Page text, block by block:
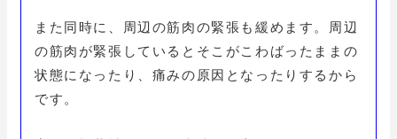
また同時に、周辺の筋肉の緊張も緩めます。周辺
の筋肉が緊張しているとそこがこわばったままの
状態になったり、痛みの原因となったりするから
です。